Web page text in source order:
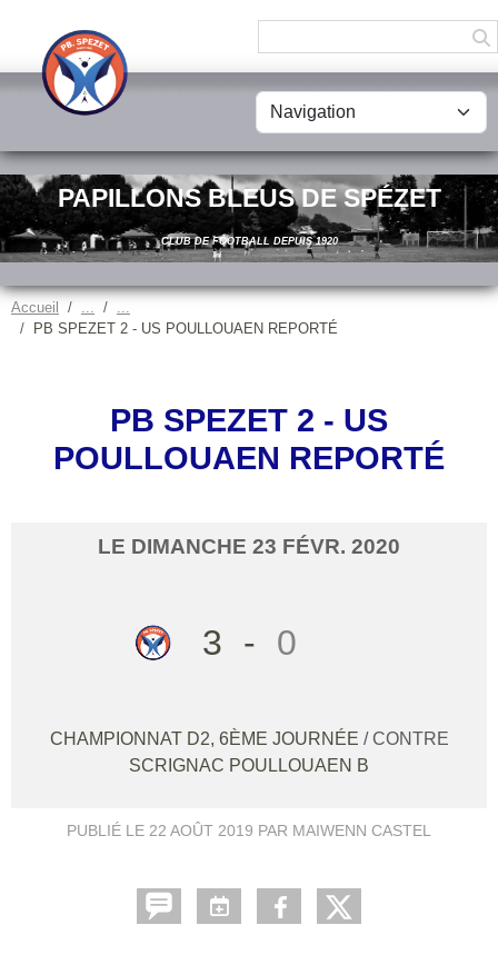
PAPILLONS BLEUS DE SPÉZET
CLUB DE FOOTBALL DEPUIS 1920
Accueil
PB SPEZET 2 - US POULLOUAEN REPORTÉ
PB SPEZET 2 - US
POULLOUAEN REPORTÉ
LE DIMANCHE 23 FÉVR. 2020
3 - 0
CHAMPIONNAT D2, 6ÈME JOURNÉE / CONTRE
SCRIGNAC POULLOUAEN B
PUBLIÉ LE 22 AOÛT 2019 PAR MAIWENN CASTEL